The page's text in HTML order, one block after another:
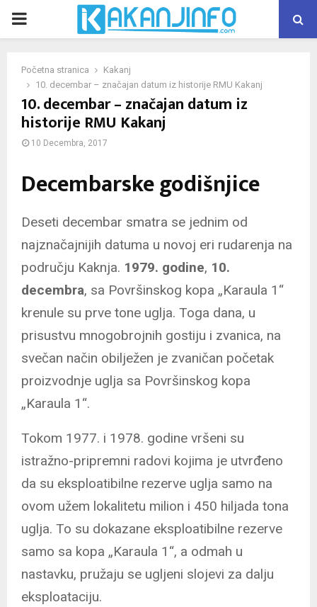
PRIMARY
Početna stranica
Kakanj
10. decembar – značajan datum iz historije RMU Kakanj
10. decembar – značajan datum iz
historije RMU Kakanj
10 Decembra, 2017
Decembarske godišnjice
Deseti decembar smatra se jednim od
najznačajnijih datuma u novoj eri rudarenja na
području Kaknja. 1979. godine, 10.
decembra, sa Površinskog kopa „Karaula 1“
krenule su prve tone uglja. Toga dana, u
prisustvu mnogobrojnih gostiju i zvanica, na
svečan način obilježen je zvaničan početak
proizvodnje uglja sa Površinskog kopa
„Karaula 1“.
Tokom 1977. i 1978. godine vršeni su
istražno-pripremni radovi kojima je utvrđeno
da su eksploatibilne rezerve uglja samo na
ovom užem lokalitetu milion i 450 hiljada tona
uglja. To su dokazane eksploatibilne rezerve
samo sa kopa „Karaula 1“, a odmah u
nastavku, pružaju se ugljeni slojevi za dalju
eksploataciju.